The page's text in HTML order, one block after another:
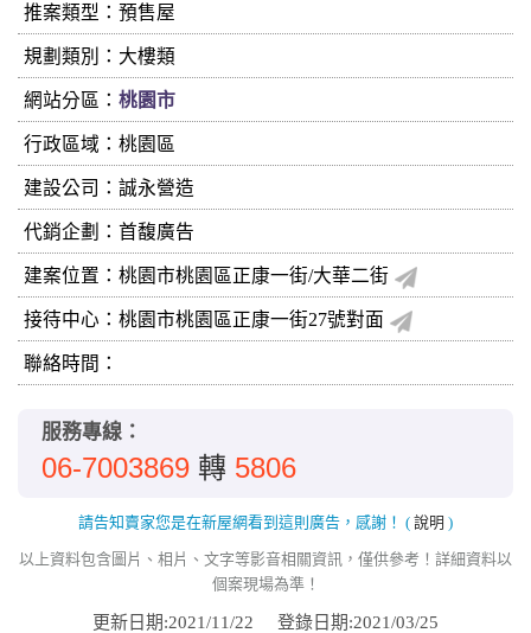
推案類型：預售屋
規劃類別：大樓類
網站分區： 桃園市
行政區域：桃園區
建設公司： 誠永營造
代銷企劃：首馥廣告
建案位置：桃園市桃園區正康一街/大華二街
接待中心：桃園市桃園區正康一街27號對面
聯絡時間：
服務專線：
06-7003869 轉 5806
請告知賣家您是在新屋網看到這則廣告，感謝！ ( 說明 )
以上資料包含圖片、相片、文字等影音相關資訊，僅供參考！詳細資料以
個案現場為準！
更新日期:2021/11/22 登錄日期:2021/03/25